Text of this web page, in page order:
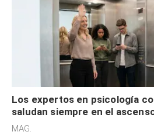
Los expertos en psicología
saludan siempre en el
defensiva y tienen apertura
MAG.